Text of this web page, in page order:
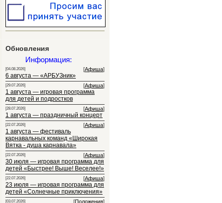
Обновления
Информация:
[04.08.2026] [Афиша]
6 августа — «АРБУЗник»
[29.07.2026] [Афиша]
1 августа — игровая программа
для детей и подростков
[28.07.2026] [Афиша]
1 августа — праздничный концерт
[22.07.2026] [Афиша]
1 августа — фестиваль
карнавальных команд «Широкая
Вятка - душа карнавала»
[22.07.2026] [Афиша]
30 июля — игровая программа для
детей «Быстрее! Выше! Веселее!»
[22.07.2026] [Афиша]
23 июля — игровая программа для
детей «Солнечные приключения»
[03.07.2026] [Положения]